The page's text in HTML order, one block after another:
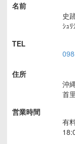
名前
史
ｼｭ
TEL
住所
沖
首
営業時間
有